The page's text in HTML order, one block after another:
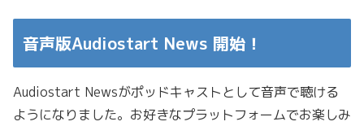
音声版Audiostart News 開始！
Audiostart Newsがポッドキャストとして音声で聴ける
ようになりました。お好きなプラットフォームでお楽しみ